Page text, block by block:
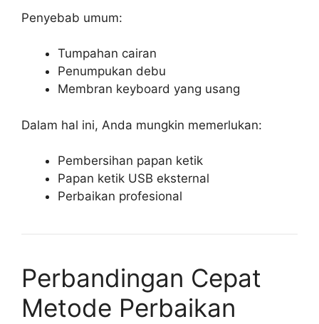
Penyebab umum:
Tumpahan cairan
Penumpukan debu
Membran keyboard yang usang
Dalam hal ini, Anda mungkin memerlukan:
Pembersihan papan ketik
Papan ketik USB eksternal
Perbaikan profesional
Perbandingan Cepat
Metode Perbaikan